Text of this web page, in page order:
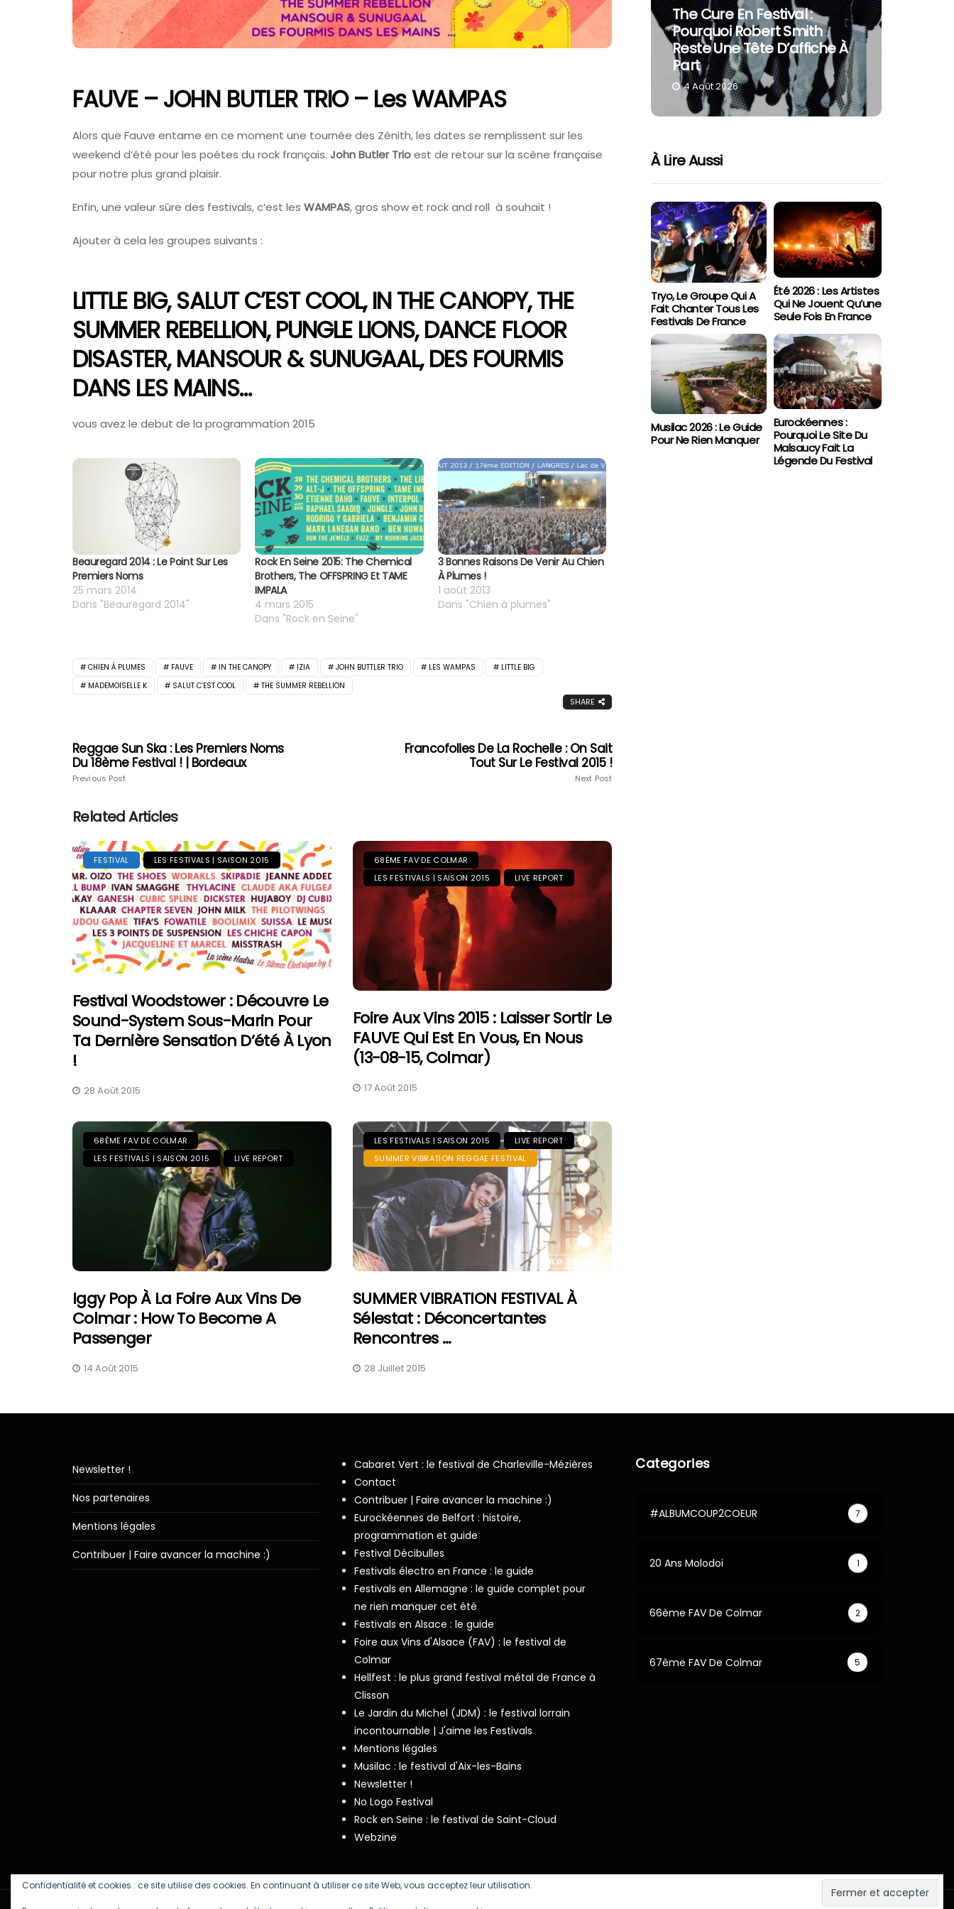
FAUVE – JOHN BUTLER TRIO – Les WAMPAS
Alors que Fauve entame en ce moment une tournée des Zénith, les dates se remplissent sur les
weekend d’été pour les poétes du rock français. John Butler Trioest de retour sur la scène française
pour notre plus grand plaisir.
Enfin, une valeur sûre des festivals, c’est les WAMPAS, gros show et rock and roll à souhait !
Ajouter à cela les groupes suivants :
LITTLE BIG, SALUT C’EST COOL, IN THE CANOPY, THE
SUMMER REBELLION, PUNGLE LIONS, DANCE FLOOR
DISASTER, MANSOUR & SUNUGAAL, DES FOURMIS
DANS LES MAINS…
vous avez le debut de la programmation 2015
Beauregard 2014 : Le Point Sur Les
Premiers Noms
25 mars 2014
Dans "Beauregard 2014"
Rock En Seine 2015: The Chemical
Brothers, The OFFSPRING Et TAME
IMPALA
4 mars 2015
Dans "Rock en Seine"
3 Bonnes Raisons De Venir Au Chien
À Plumes !
1 août 2013
Dans "Chien à plumes"
CHIEN À PLUMES FAUVE IN THE CANOPY IZIA JOHN BUTTLER TRIO LES WAMPAS
LITTLE BIG
MADEMOISELLE K
SALUT C’EST COOL THE SUMMER REBELLION
SHARE
Reggae Sun Ska : Les Premiers Noms
Du 18ème Festival ! | Bordeaux
Previous Post
Francofolies De La Rochelle : On Sait
Tout Sur Le Festival 2015 !
Next Post
Related Articles
FESTIVAL LES FESTIVALS | SAISON 2015
Festival Woodstower : Découvre Le
Sound-System Sous-Marin Pour
Ta Dernière Sensation D’été À Lyon
!
28 Août 2015
68ÈME FAV DE COLMAR
LES FESTIVALS | SAISON 2015
LIVE REPORT
Foire Aux Vins 2015 : Laisser Sortir Le
FAUVE Qui Est En Vous, En Nous
(13-08-15, Colmar)
17 Août 2015
68ÈME FAV DE COLMAR
LES FESTIVALS | SAISON 2015
LIVE REPORT
Iggy Pop À La Foire Aux Vins De
Colmar : How To Become A
Passenger
14 Août 2015
LES FESTIVALS | SAISON 2015
LIVE REPORT
SUMMER VIBRATION REGGAE FESTIVAL
SUMMER VIBRATION FESTIVAL À
Sélestat : Déconcertantes
Rencontres …
28 Juillet 2015
Samedi Aux Eurockéennes
2026 : Chronique D’une
7 Juillet 2026
The Cure En Festival :
Pourquoi Robert Smith
Reste Une Tête D’affiche À
4 Août 2026
Festivals Fin D’été 2026 : Il
Reste Des Places, Voici Où
Aller
4 Août 2026
À Lire Aussi
Tryo, Le Groupe Qui A
Fait Chanter Tous Les
Festivals De France
Été 2026 : Les Artistes
Qui Ne Jouent Qu’une
Seule Fois En France
Musilac 2026 : Le Guide
Pour Ne Rien Manquer
Eurockéennes :
Pourquoi Le Site Du
Malsaucy Fait La
Légende Du Festival
Newsletter !
Nos partenaires
Mentions légales
Contribuer | Faire avancer la machine :)
Cabaret Vert : le festival de Charleville-Mézières
Contact
Contribuer | Faire avancer la machine :)
Eurockéennes de Belfort : histoire,
programmation et guide
Festival Décibulles
Festivals électro en France : le guide
Festivals en Allemagne : le guide complet pour
ne rien manquer cet été
Festivals en Alsace : le guide
Foire aux Vins d'Alsace (FAV) : le festival de
Colmar
Hellfest : le plus grand festival métal de France à
Clisson
Le Jardin du Michel (JDM) : le festival lorrain
incontournable | J'aime les Festivals
Mentions légales
Musilac : le festival d'Aix-les-Bains
Newsletter !
No Logo Festival
Rock en Seine : le festival de Saint-Cloud
Webzine
Categories
#ALBUMCOUP2COEUR 7
20 Ans Molodoi 1
66ème FAV De Colmar 2
67ème FAV De Colmar 5
Confidentialité et cookies : ce site utilise des cookies. En continuant à utiliser ce site Web, vous acceptez leur utilisation.